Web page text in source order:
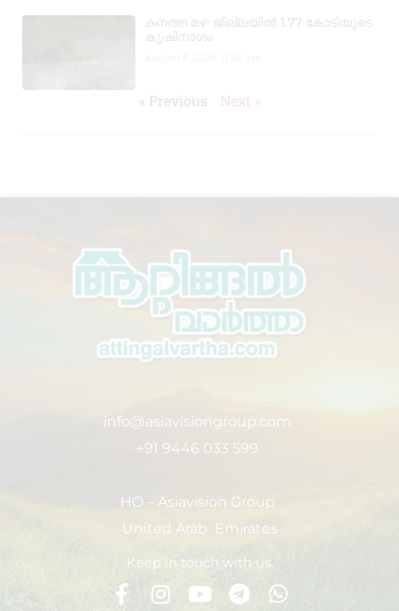
കനത്ത മഴ: ജില്ലയിൽ 1.77 കോടിയുടെ
കൃഷിനാശം
« Previous Next »
info@asiavisiongroup.com
+91 9446 033 599
HO – Asiavision Group
United Arab Emirates
Keep in touch with us.